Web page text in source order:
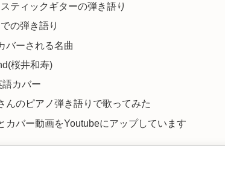
ティックギターの弾き語り
の弾き語り
バーされる名曲
桜井和寿)
カバー
んのピアノ弾き語りで歌ってみた
カバー動画をYoutubeにアップしています